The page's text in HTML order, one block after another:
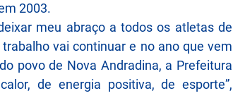
2003.
meu abraço a todos os atletas de
vai continuar e no ano que vem
povo de Nova Andradina, a Prefeitura
de energia positiva, de esporte”,